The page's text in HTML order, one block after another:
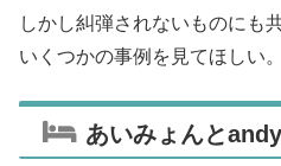
しかし糾弾されないものにも
いくつかの事例を見てほしい。
あいみょんと